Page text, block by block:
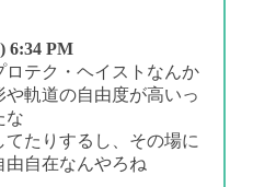
6:34 PM
ロテク・ヘイストなんか
軌道の自由度が高いっ
な
たりするし、その場に
由自在なんやろね